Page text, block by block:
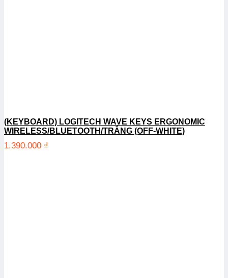
(KEYBOARD) LOGITECH WAVE KEYS ERGONOMIC
WIRELESS/BLUETOOTH/TRẮNG (OFF-WHITE)
1.390.000 ₫